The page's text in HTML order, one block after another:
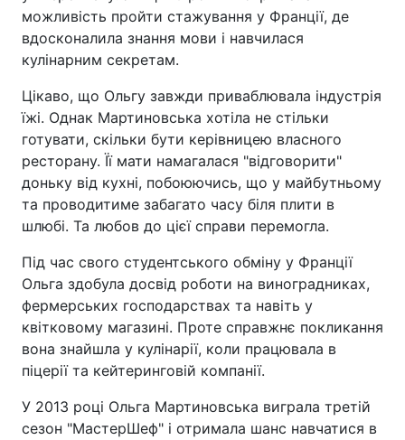
можливість пройти стажування у Франції, де
вдосконалила знання мови і навчилася
кулінарним секретам.
Цікаво, що Ольгу завжди приваблювала індустрія
їжі. Однак Мартиновська хотіла не стільки
готувати, скільки бути керівницею власного
ресторану. Її мати намагалася "відговорити"
доньку від кухні, побоюючись, що у майбутньому
та проводитиме забагато часу біля плити в
шлюбі. Та любов до цієї справи перемогла.
Під час свого студентського обміну у Франції
Ольга здобула досвід роботи на виноградниках,
фермерських господарствах та навіть у
квітковому магазині. Проте справжнє покликання
вона знайшла у кулінарії, коли працювала в
піцерії та кейтеринговій компанії.
У 2013 році Ольга Мартиновська виграла третій
сезон "МастерШеф" і отримала шанс навчатися в